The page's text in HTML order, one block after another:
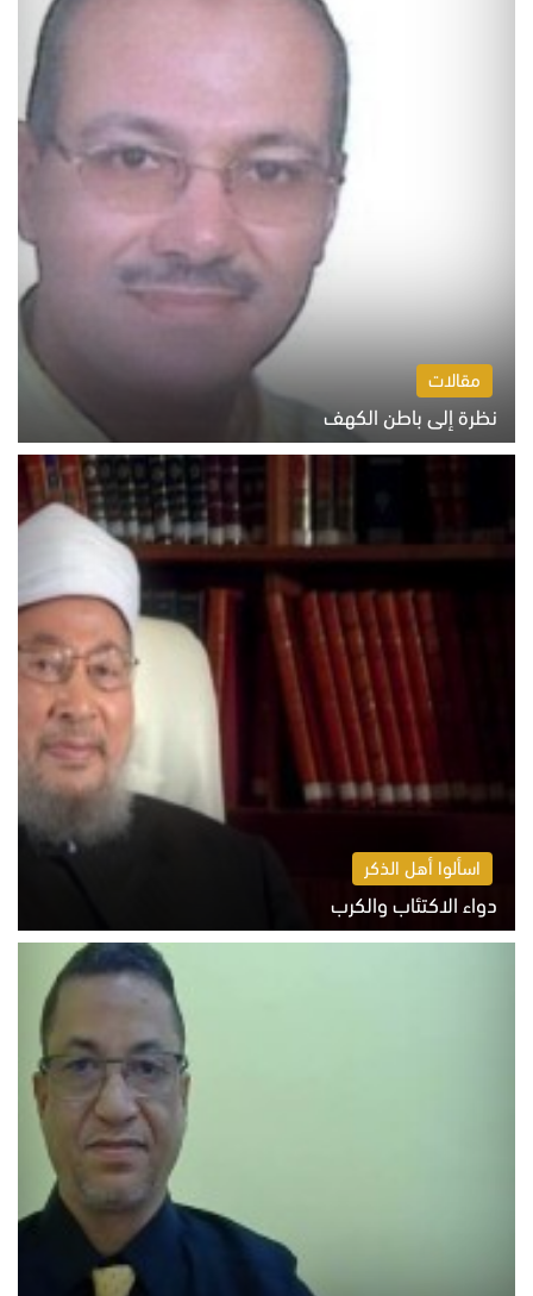
مقالات
نظرة إلى باطن الكهف
السبت 8 أغسطس 2026 11:04 ص
اسألوا أهل الذكر
دواء الاكتئاب والكرب
السبت 8 أغسطس 2026 10:54 ص